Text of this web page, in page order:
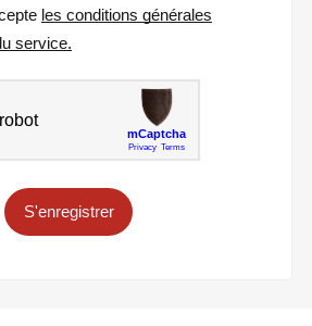
les conditions générales
service.
S'enregistrer